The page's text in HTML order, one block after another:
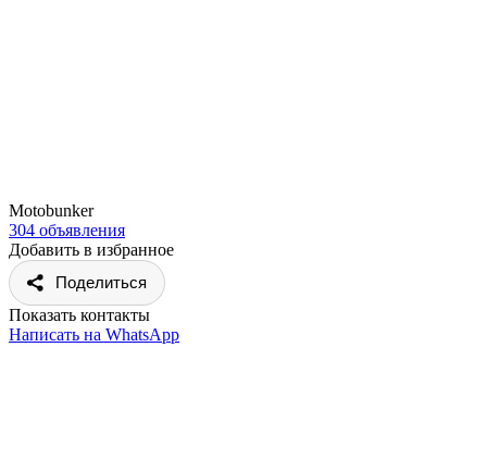
Motobunker
304 объявления
Добавить в избранное
Поделиться
Показать контакты
Написать на WhatsApp